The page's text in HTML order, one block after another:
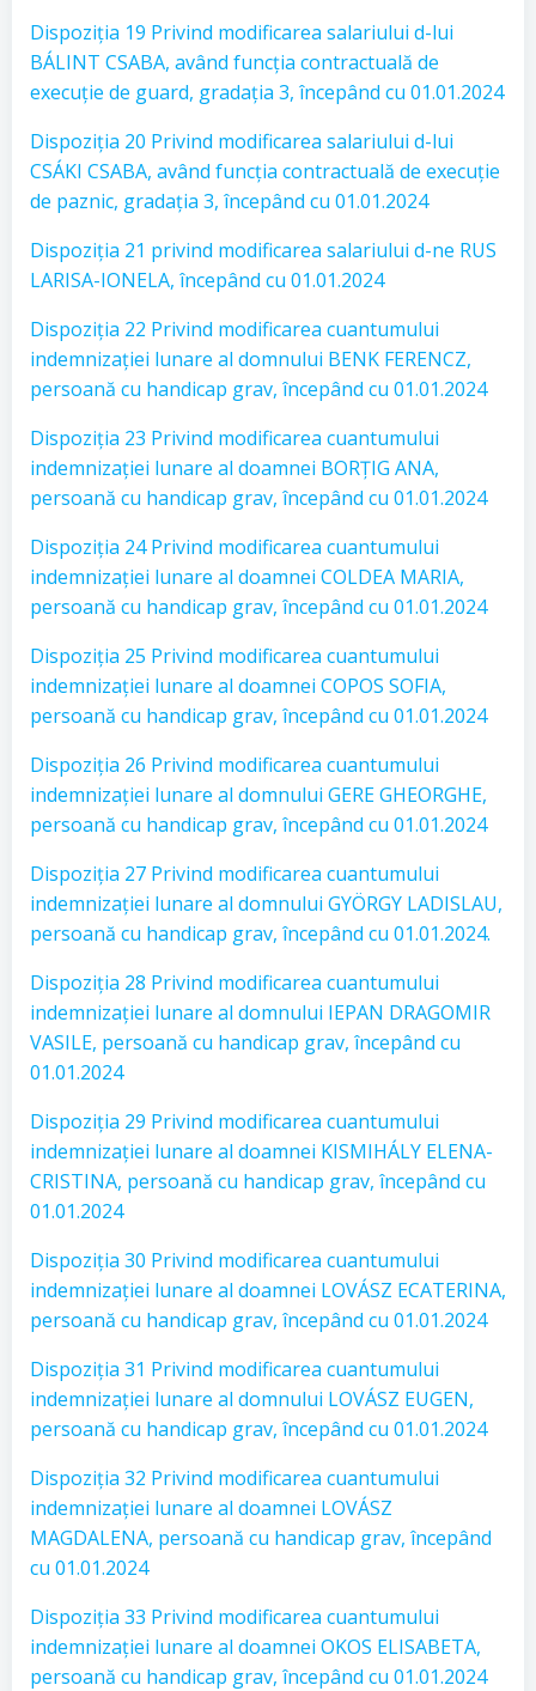
Dispoziția 19 Privind modificarea salariului d-lui
BÁLINT CSABA, având funcția contractuală de
execuție de guard, gradația 3, începând cu 01.01.2024
Dispoziția 20 Privind modificarea salariului d-lui
CSÁKI CSABA, având funcția contractuală de execuție
de paznic, gradația 3, începând cu 01.01.2024
Dispoziția 21 privind modificarea salariului d-ne RUS
LARISA-IONELA, începând cu 01.01.2024
Dispoziția 22 Privind modificarea cuantumului
indemnizației lunare al domnului BENK FERENCZ,
persoană cu handicap grav, începând cu 01.01.2024
Dispoziția 23 Privind modificarea cuantumului
indemnizației lunare al doamnei BORȚIG ANA,
persoană cu handicap grav, începând cu 01.01.2024
Dispoziția 24 Privind modificarea cuantumului
indemnizației lunare al doamnei COLDEA MARIA,
persoană cu handicap grav, începând cu 01.01.2024
Dispoziția 25 Privind modificarea cuantumului
indemnizației lunare al doamnei COPOS SOFIA,
persoană cu handicap grav, începând cu 01.01.2024
Dispoziția 26 Privind modificarea cuantumului
indemnizației lunare al domnului GERE GHEORGHE,
persoană cu handicap grav, începând cu 01.01.2024
Dispoziția 27 Privind modificarea cuantumului
indemnizației lunare al domnului GYÖRGY LADISLAU,
persoană cu handicap grav, începând cu 01.01.2024.
Dispoziția 28 Privind modificarea cuantumului
indemnizației lunare al domnului IEPAN DRAGOMIR
VASILE, persoană cu handicap grav, începând cu
01.01.2024
Dispoziția 29 Privind modificarea cuantumului
indemnizației lunare al doamnei KISMIHÁLY ELENA-
CRISTINA, persoană cu handicap grav, începând cu
01.01.2024
Dispoziția 30 Privind modificarea cuantumului
indemnizației lunare al doamnei LOVÁSZ ECATERINA,
persoană cu handicap grav, începând cu 01.01.2024
Dispoziția 31 Privind modificarea cuantumului
indemnizației lunare al domnului LOVÁSZ EUGEN,
persoană cu handicap grav, începând cu 01.01.2024
Dispoziția 32 Privind modificarea cuantumului
indemnizației lunare al doamnei LOVÁSZ
MAGDALENA, persoană cu handicap grav, începând
cu 01.01.2024
Dispoziția 33 Privind modificarea cuantumului
indemnizației lunare al doamnei OKOS ELISABETA,
persoană cu handicap grav, începând cu 01.01.2024